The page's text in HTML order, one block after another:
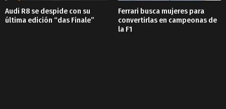
Audi R8 se despide con su
última edición “das Finale”
Ferrari busca mujeres para
convertirlas en campeonas de
la F1